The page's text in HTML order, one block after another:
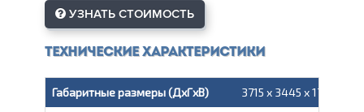
УЗНАТЬ СТОИМОСТЬ
Технические характеристики
Габаритные размеры (ДxГxВ) 3715 x 3445 x 1722,5 мм